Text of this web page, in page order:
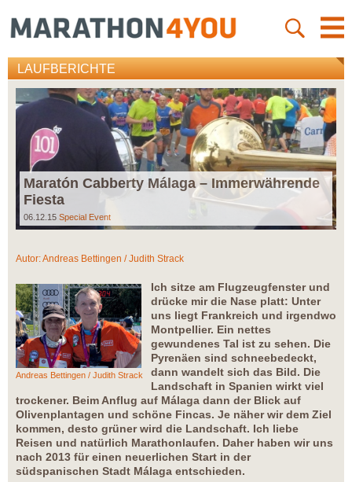
LAUFBERICHTE
Maratón Cabberty Málaga – Immerwährende
Fiesta
06.12.15 Special Event
Autor:Andreas Bettingen / Judith Strack
Andreas Bettingen / Judith Strack
Ich sitze am Flugzeugfenster und
drücke mir die Nase platt: Unter
uns liegt Frankreich und irgendwo
Montpellier. Ein nettes
gewundenes Tal ist zu sehen. Die
Pyrenäen sind schneebedeckt,
dann wandelt sich das Bild. Die
Landschaft in Spanien wirkt viel
trockener. Beim Anflug auf Málaga dann der Blick auf
Olivenplantagen und schöne Fincas. Je näher wir dem Ziel
kommen, desto grüner wird die Landschaft. Ich liebe
Reisen und natürlich Marathonlaufen. Daher haben wir uns
nach 2013 für einen neuerlichen Start in der
südspanischen Stadt Málaga entschieden.